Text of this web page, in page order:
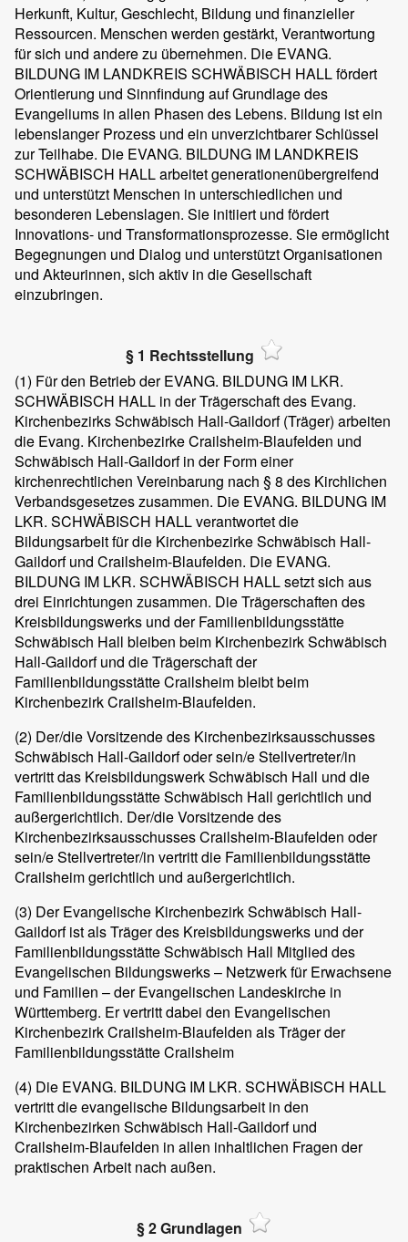
Herkunft, Kultur, Geschlecht, Bildung und finanzieller
Ressourcen. Menschen werden gestärkt, Verantwortung
für sich und andere zu übernehmen. Die EVANG.
BILDUNG IM LANDKREIS SCHWÄBISCH HALL fördert
Orientierung und Sinnfindung auf Grundlage des
Evangeliums in allen Phasen des Lebens. Bildung ist ein
lebenslanger Prozess und ein unverzichtbarer Schlüssel
zur Teilhabe. Die EVANG. BILDUNG IM LANDKREIS
SCHWÄBISCH HALL arbeitet generationenübergreifend
und unterstützt Menschen in unterschiedlichen und
besonderen Lebenslagen. Sie initiiert und fördert
Innovations- und Transformationsprozesse. Sie ermöglicht
Begegnungen und Dialog und unterstützt Organisationen
und Akteurinnen, sich aktiv in die Gesellschaft
einzubringen.
§ 1 Rechtsstellung
(1) Für den Betrieb der EVANG. BILDUNG IM LKR.
SCHWÄBISCH HALL in der Trägerschaft des Evang.
Kirchenbezirks Schwäbisch Hall-Gaildorf (Träger) arbeiten
die Evang. Kirchenbezirke Crailsheim-Blaufelden und
Schwäbisch Hall-Gaildorf in der Form einer
kirchenrechtlichen Vereinbarung nach § 8 des Kirchlichen
Verbandsgesetzes zusammen. Die EVANG. BILDUNG IM
LKR. SCHWÄBISCH HALL verantwortet die
Bildungsarbeit für die Kirchenbezirke Schwäbisch Hall-
Gaildorf und Crailsheim-Blaufelden. Die EVANG.
BILDUNG IM LKR. SCHWÄBISCH HALL setzt sich aus
drei Einrichtungen zusammen. Die Trägerschaften des
Kreisbildungswerks und der Familienbildungsstätte
Schwäbisch Hall bleiben beim Kirchenbezirk Schwäbisch
Hall-Gaildorf und die Trägerschaft der
Familienbildungsstätte Crailsheim bleibt beim
Kirchenbezirk Crailsheim-Blaufelden.
(2) Der/die Vorsitzende des Kirchenbezirksausschusses
Schwäbisch Hall-Gaildorf oder sein/e Stellvertreter/in
vertritt das Kreisbildungswerk Schwäbisch Hall und die
Familienbildungsstätte Schwäbisch Hall gerichtlich und
außergerichtlich. Der/die Vorsitzende des
Kirchenbezirksausschusses Crailsheim-Blaufelden oder
sein/e Stellvertreter/in vertritt die Familienbildungsstätte
Crailsheim gerichtlich und außergerichtlich.
(3) Der Evangelische Kirchenbezirk Schwäbisch Hall-
Gaildorf ist als Träger des Kreisbildungswerks und der
Familienbildungsstätte Schwäbisch Hall Mitglied des
Evangelischen Bildungswerks – Netzwerk für Erwachsene
und Familien – der Evangelischen Landeskirche in
Württemberg. Er vertritt dabei den Evangelischen
Kirchenbezirk Crailsheim-Blaufelden als Träger der
Familienbildungsstätte Crailsheim
(4) Die EVANG. BILDUNG IM LKR. SCHWÄBISCH HALL
vertritt die evangelische Bildungsarbeit in den
Kirchenbezirken Schwäbisch Hall-Gaildorf und
Crailsheim-Blaufelden in allen inhaltlichen Fragen der
praktischen Arbeit nach außen.
§ 2 Grundlagen